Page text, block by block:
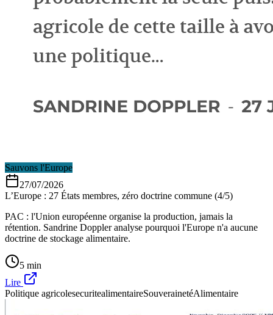
Sauvons l'Europe
27/07/2026
L’Europe : 27 États membres, zéro doctrine commune (4/5)
PAC : l'Union européenne organise la production, jamais la
rétention. Sandrine Doppler analyse pourquoi l'Europe n'a aucune
doctrine de stockage alimentaire.
5 min
Lire
Politique agricolesecuritealimentaireSouverainetéAlimentaire